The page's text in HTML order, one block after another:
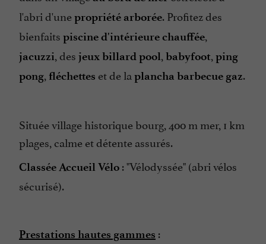
l'abri d'unepropriété arborée. Profitez des
bienfaits piscine d'intérieure chauffée,
jacuzzi, des jeux billard pool, babyfoot, ping
pong, fléchettes et de la plancha barbecue gaz.
Située village historique bourg, 400 m mer, 1 km
plages, calme et détente assurés.
Classée Accueil Vélo : "Vélodyssée" (abri vélos
sécurisé).
Prestations hautes gammes :